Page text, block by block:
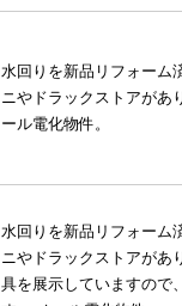
水回りを新品リフォーム
ニやドラックストアがあ
ール電化物件。
水回りを新品リフォーム
ニやドラックストアがあ
具を展示していますので